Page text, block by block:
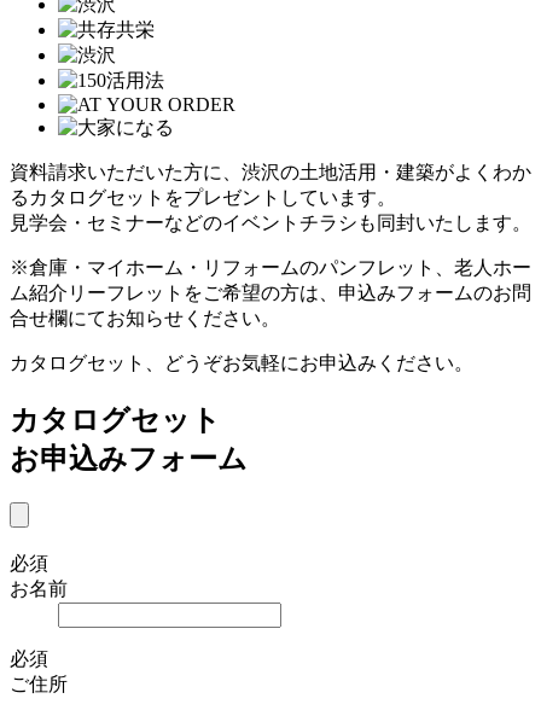
資料請求いただいた方に、渋沢の土地活用・建築がよくわか
るカタログセットをプレゼントしています。
見学会・セミナーなどのイベントチラシも同封いたします。
※倉庫・マイホーム・リフォームのパンフレット、老人ホー
ム紹介リーフレットをご希望の方は、申込みフォームのお問
合せ欄にてお知らせください。
カタログセット、どうぞお気軽にお申込みください。
カタログセット
お申込みフォーム
必須
お名前
必須
ご住所